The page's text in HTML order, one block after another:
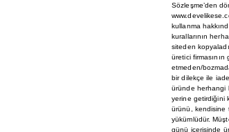
Sözleşme’den
kullanma
kurallarının
siteden
üretici
etmeden/
bir dilekçe ile
üründe herhangi
yerine getirdiğini
ürünü, kendisine
yükümlüdür.
günü içerisinde